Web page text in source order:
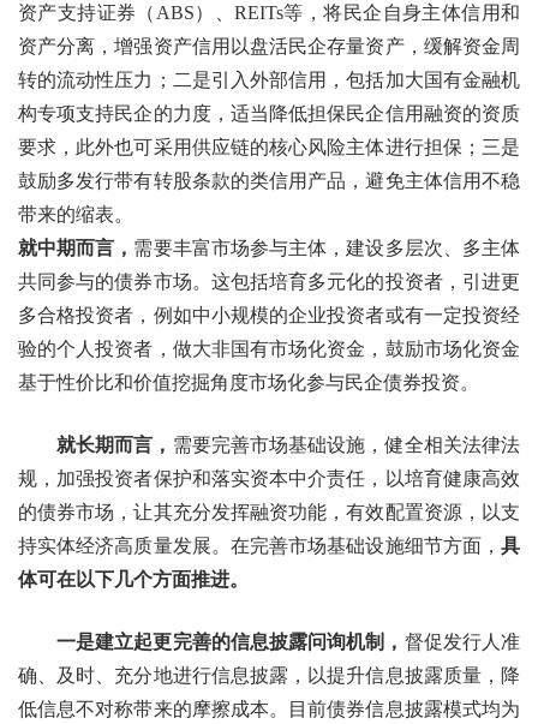
资产支持证券（ABS）、REITs等，将民企自身主体信用和
资产分离，增强资产信用以盘活民企存量资产，缓解资金周
转的流动性压力；二是引入外部信用，包括加大国有金融机
构专项支持民企的力度，适当降低担保民企信用融资的资质
要求，此外也可采用供应链的核心风险主体进行担保；三是
鼓励多发行带有转股条款的类信用产品，避免主体信用不稳
带来的缩表。
就中期而言， 需要丰富市场参与主体，建设多层次、多主体
共同参与的债券市场。这包括培育多元化的投资者，引进更
多合格投资者，例如中小规模的企业投资者或有一定投资经
验的个人投资者，做大非国有市场化资金，鼓励市场化资金
基于性价比和价值挖掘角度市场化参与民企债券投资。
就长期而言， 需要完善市场基础设施，健全相关法律法
规，加强投资者保护和落实资本中介责任，以培育健康高效
的债券市场，让其充分发挥融资功能，有效配置资源，以支
持实体经济高质量发展。在完善市场基础设施细节方面， 具
体可在以下几个方面推进。
一是建立起更完善的信息披露问询机制， 督促发行人准
确、及时、充分地进行信息披露，以提升信息披露质量，降
低信息不对称带来的摩擦成本。目前债券信息披露模式均为